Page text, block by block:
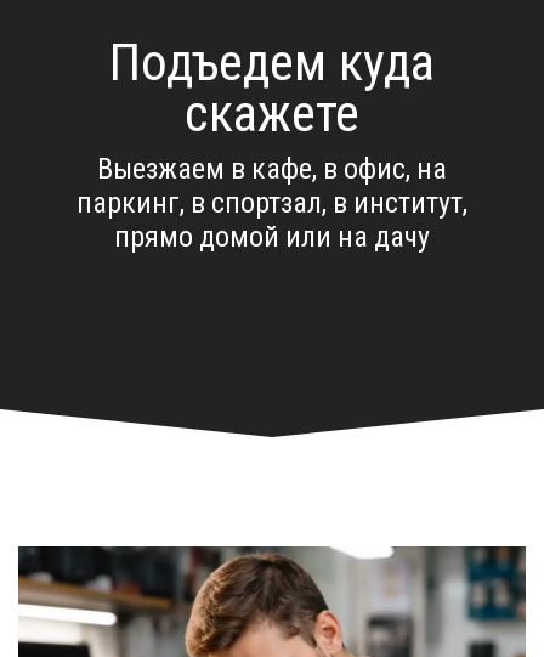
Подъедем куда
скажете
Выезжаем в кафе, в офис, на
паркинг, в спортзал, в институт,
прямо домой или на дачу